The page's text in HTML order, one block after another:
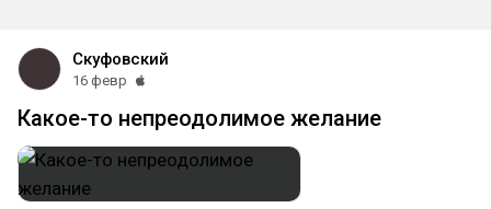
Скуфовский
16 февр
Какое-то непреодолимое желание